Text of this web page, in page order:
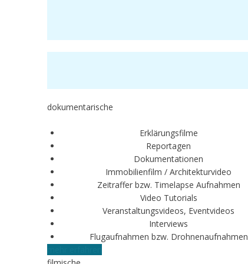
dokumentarische
Erklärungsfilme
Reportagen
Dokumentationen
Immobilienfilm / Architekturvideo
Zeitraffer bzw. Timelapse Aufnahmen
Video Tutorials
Veranstaltungsvideos, Eventvideos
Interviews
Flugaufnahmen bzw. Drohnenaufnahmen